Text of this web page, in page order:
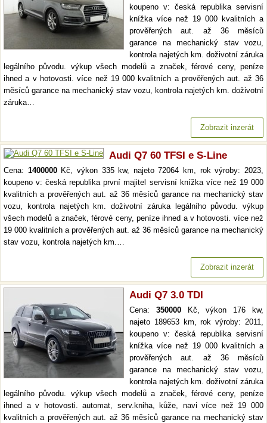
koupeno v: česká republika servisní
knížka více než 19 000 kvalitních a
prověřených aut. až 36 měsíců
garance na mechanický stav vozu,
kontrola najetých km. doživotní záruka
legálního původu. výkup všech modelů a značek, férové ceny, peníze
ihned a v hotovosti. více než 19 000 kvalitních a prověřených aut. až 36
měsíců garance na mechanický stav vozu, kontrola najetých km. doživotní
záruka…
Zobrazit inzerát
Audi Q7 60 TFSI e S-Line
Cena: 1400000Kč, výkon 335 kw, najeto 72064 km, rok výroby: 2023,
koupeno v: česká republika první majitel servisní knížka více než 19 000
kvalitních a prověřených aut. až 36 měsíců garance na mechanický stav
vozu, kontrola najetých km. doživotní záruka legálního původu. výkup
všech modelů a značek, férové ceny, peníze ihned a v hotovosti. více než
19 000 kvalitních a prověřených aut. až 36 měsíců garance na mechanický
stav vozu, kontrola najetých km.…
Zobrazit inzerát
Audi Q7 3.0 TDI
Cena: 350000Kč, výkon 176 kw,
najeto 189653 km, rok výroby: 2011,
koupeno v: česká republika servisní
knížka více než 19 000 kvalitních a
prověřených aut. až 36 měsíců
garance na mechanický stav vozu,
kontrola najetých km. doživotní záruka
legálního původu. výkup všech modelů a značek, férové ceny, peníze
ihned a v hotovosti. automat, serv.kniha, kůže, navi více než 19 000
kvalitních a prověřených aut. až 36 měsíců garance na mechanický stav